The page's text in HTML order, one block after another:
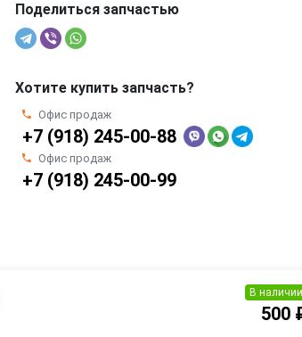
Поделиться запчастью
Хотите купить запчасть?
Офис продаж
+7 (918) 245-00-88
Офис продаж
+7 (918) 245-00-99
В наличии
500